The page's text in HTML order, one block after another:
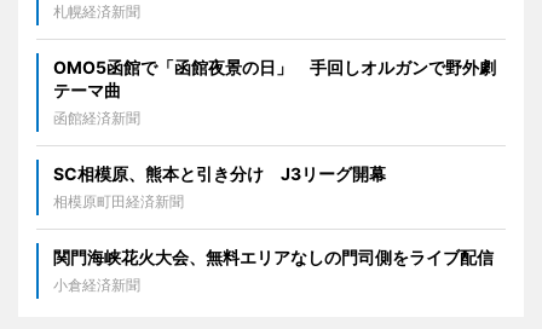
札幌経済新聞
OMO5函館で「函館夜景の日」 手回しオルガンで野外劇
テーマ曲
函館経済新聞
SC相模原、熊本と引き分け J3リーグ開幕
相模原町田経済新聞
関門海峡花火大会、無料エリアなしの門司側をライブ配信
小倉経済新聞